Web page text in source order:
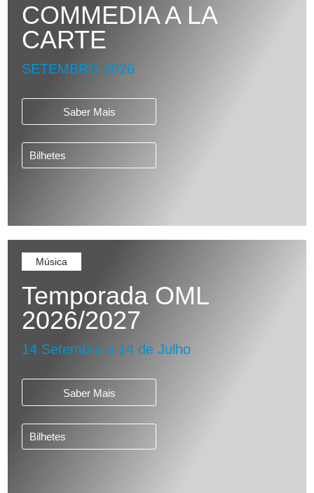
COMMEDIA A LA
CARTE
SETEMBRO 2026
Saber Mais
Bilhetes
Música
Temporada OML
2026/2027
14 Setembro a 14 de Julho
Saber Mais
Bilhetes